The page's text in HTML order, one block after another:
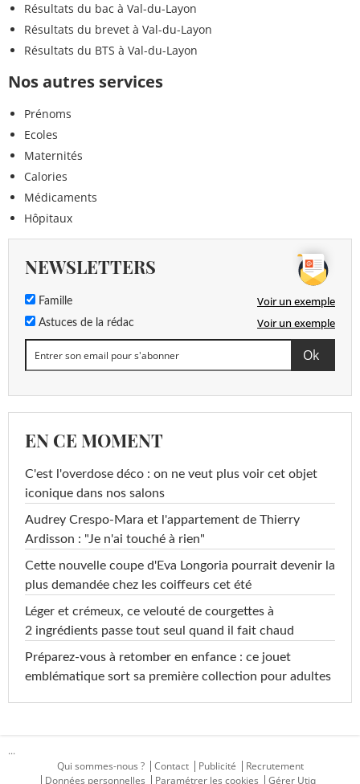
Résultats du bac à Val-du-Layon
Résultats du brevet à Val-du-Layon
Résultats du BTS à Val-du-Layon
Nos autres services
Prénoms
Ecoles
Maternités
Calories
Médicaments
Hôpitaux
NEWSLETTERS
Famille Voir un exemple
Astuces de la rédac Voir un exemple
EN CE MOMENT
C'est l'overdose déco : on ne veut plus voir cet objet
iconique dans nos salons
Audrey Crespo-Mara et l'appartement de Thierry
Ardisson : "Je n'ai touché à rien"
Cette nouvelle coupe d'Eva Longoria pourrait devenir la
plus demandée chez les coiffeurs cet été
Léger et crémeux, ce velouté de courgettes à
2 ingrédients passe tout seul quand il fait chaud
Préparez-vous à retomber en enfance : ce jouet
emblématique sort sa première collection pour adultes
...
Qui sommes-nous ?
Contact Publicité
Recrutement
Données personnelles
Paramétrer les cookies Gérer Utiq